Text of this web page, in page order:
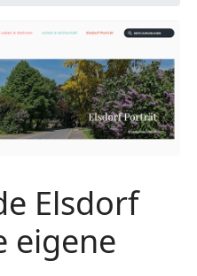
Elsdorf
eigene